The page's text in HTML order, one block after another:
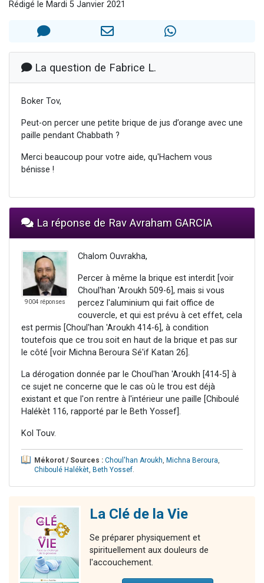
Il reste 49 places pour étudier en groupe sur Zoom
Nathaniel vient de donner son Maasser
4 personnes viennent de nous rejoindre sur WhatsApp
Rédigé le Mardi 5 Janvier 2021
La question de Fabrice L.
Boker Tov,
Peut-on percer une petite brique de jus d’orange avec une
paille pendant Chabbath ?
Merci beaucoup pour votre aide, qu'Hachem vous
bénisse !
La réponse de Rav Avraham GARCIA
9004 réponses
Chalom Ouvrakha,
Percer à même la brique est interdit [voir
Choul'han 'Aroukh 509-6], mais si vous
percez l'aluminium qui fait office de
couvercle, et qui est prévu à cet effet, cela
est permis [Choul'han 'Aroukh 414-6], à condition
toutefois que ce trou soit en haut de la brique et pas sur
le côté [voir Michna Beroura Sé'if Katan 26].
La dérogation donnée par le Choul'han 'Aroukh [414-5] à
ce sujet ne concerne que le cas où le trou est déjà
existant et que l'on rentre à l'intérieur une paille [Chiboulé
Halékèt 116, rapporté par le Beth Yossef].
Kol Touv.
Mékorot / Sources : Choul'han Aroukh, Michna Beroura,
Chiboulé Halékèt, Beth Yossef.
La Clé de la Vie
Se préparer physiquement et
spirituellement aux douleurs de
l'accouchement.